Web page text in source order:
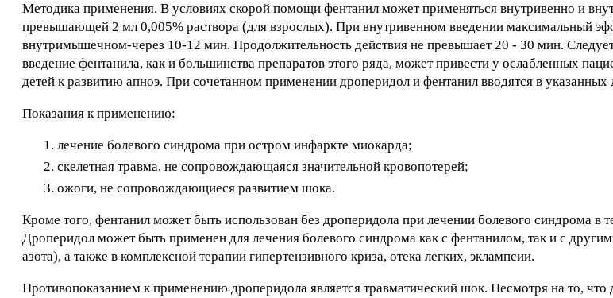
Методика применения. В условиях скорой помощи фентанил может применяться внутривенно и
превышающей 2 мл 0,005% раствора (для взрослых). При внутривенном введении максимальный
внутримышечном-через 10-12 мин. Продолжительность действия не превышает 20 - 30 мин.
введение фентанила, как и большинства препаратов этого ряда, может привести у ослабленных
детей к развитию апноэ. При сочетанном применении дроперидол и фентанил вводятся в
Показания к применению:
лечение болевого синдрома при остром инфаркте миокарда;
скелетная травма, не сопровождающаяся значительной кровопотерей;
ожоги, не сопровождающиеся развитием шока.
Кроме того, фентанил может быть использован без дроперидола при лечении болевого синдрома в
Дроперидол может быть применен для лечения болевого синдрома как с фентанилом, так и с
азота), а также в комплексной терапии гипертензивного криза, отека легких, эклампсии.
Противопоказанием к применению дроперидола является травматический шок. Несмотря на то,